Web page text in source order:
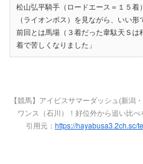
松山弘平騎手（ロードエース＝１５
（ライオンボス）を見ながら、いい形
前回とは馬場（３着だった韋駄天Ｓ
着で苦しくなりました」
【競馬】アイビスサマーダッシュ(新
ワンス（石川）！好位外から追い比
引用元： https://hayabusa3.2ch.sc/